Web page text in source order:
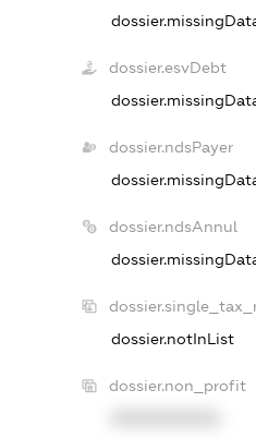
dossier.esvDebt
dossier.ndsPayer
dossier.ndsAnnul
dossier.notInList
dossier.non_profit